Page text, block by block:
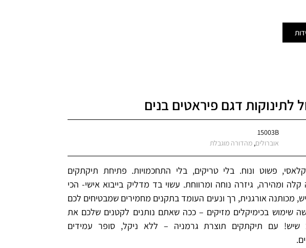
לתינוקות דגם פיראטים בנים
15003B
אוברולים, מהדורה מוגבלת
פשוט ונוח. בלי טריקים, בלי התחכמויות. פתיחת תיקתקים
ומהירה, גיזרה נוחה ומרווחת. עשוי בד מדליק בייבוא אישי- הכי
מכותנה אורגנית, רך ונעים העומד בתקנים מחמירים שמבטיחים לכם
שימוש בכימיקלים מזיקים – ככה שאתם נותנים לקטנים שלכם את
שיש! עם תיקתקים תוצרת גרמניה – ללא ניקל, סופר עמידים